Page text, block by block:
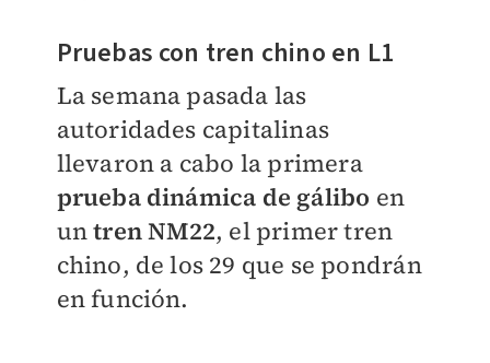
Pruebas con tren chino en L1
La semana pasada las
autoridades capitalinas
llevaron a cabo la primera
prueba dinámica de gálibo en
untren NM22, el primer tren
chino, de los 29 que se pondrán
en función.